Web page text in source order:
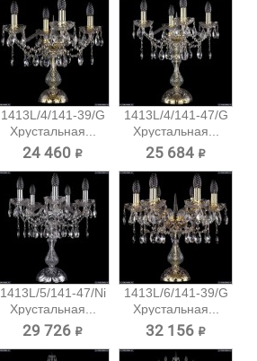
1413L/4/141-39/G
Хрустальная...
24 460 ₽
1413L/4/141-47/G
Хрустальная...
25 684 ₽
1413L/5/141-47/Ni
Хрустальная...
29 726 ₽
1413L/6/141-39/G
Хрустальная...
32 156 ₽